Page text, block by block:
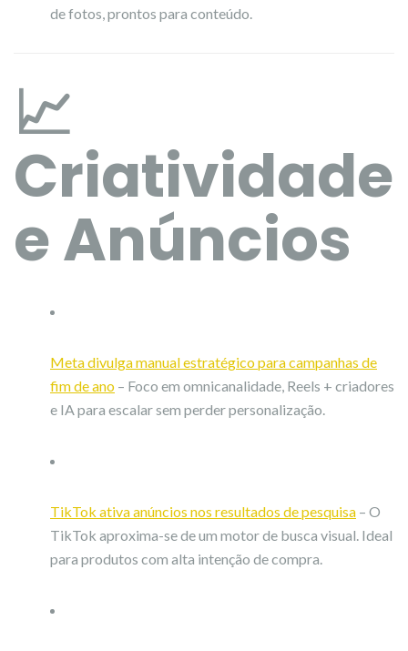
de fotos, prontos para conteúdo.
📈
Criatividade
e Anúncios
Meta divulga manual estratégico para campanhas de
fim de ano – Foco em omnicanalidade, Reels + criadores
e IA para escalar sem perder personalização.
TikTok ativa anúncios nos resultados de pesquisa – O
TikTok aproxima-se de um motor de busca visual. Ideal
para produtos com alta intenção de compra.